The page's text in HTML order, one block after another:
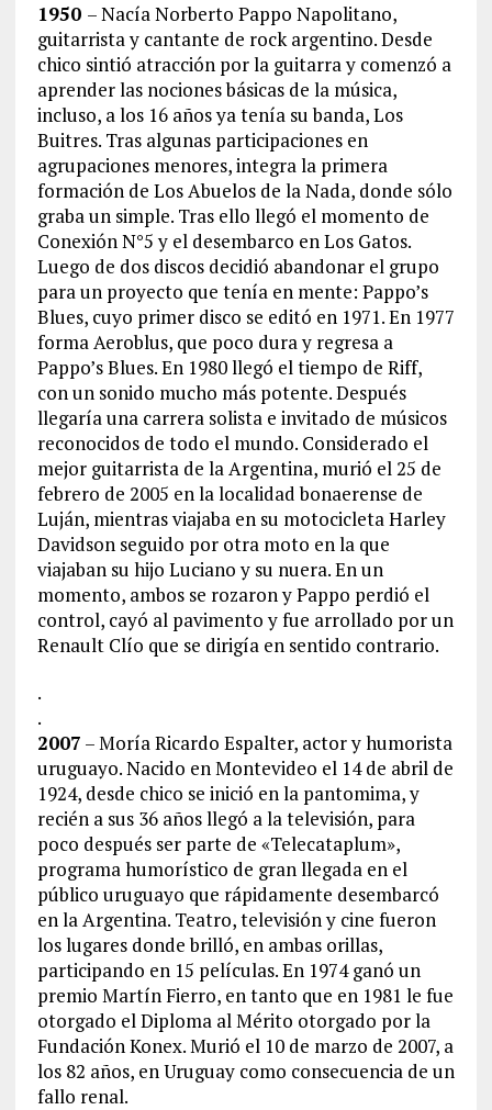
1950 – Nacía Norberto Pappo Napolitano,
guitarrista y cantante de rock argentino. Desde
chico sintió atracción por la guitarra y comenzó a
aprender las nociones básicas de la música,
incluso, a los 16 años ya tenía su banda, Los
Buitres. Tras algunas participaciones en
agrupaciones menores, integra la primera
formación de Los Abuelos de la Nada, donde sólo
graba un simple. Tras ello llegó el momento de
Conexión N°5 y el desembarco en Los Gatos.
Luego de dos discos decidió abandonar el grupo
para un proyecto que tenía en mente: Pappo’s
Blues, cuyo primer disco se editó en 1971. En 1977
forma Aeroblus, que poco dura y regresa a
Pappo’s Blues. En 1980 llegó el tiempo de Riff,
con un sonido mucho más potente. Después
llegaría una carrera solista e invitado de músicos
reconocidos de todo el mundo. Considerado el
mejor guitarrista de la Argentina, murió el 25 de
febrero de 2005 en la localidad bonaerense de
Luján, mientras viajaba en su motocicleta Harley
Davidson seguido por otra moto en la que
viajaban su hijo Luciano y su nuera. En un
momento, ambos se rozaron y Pappo perdió el
control, cayó al pavimento y fue arrollado por un
Renault Clío que se dirigía en sentido contrario.
.
.
2007 – Moría Ricardo Espalter, actor y humorista
uruguayo. Nacido en Montevideo el 14 de abril de
1924, desde chico se inició en la pantomima, y
recién a sus 36 años llegó a la televisión, para
poco después ser parte de «Telecataplum»,
programa humorístico de gran llegada en el
público uruguayo que rápidamente desembarcó
en la Argentina. Teatro, televisión y cine fueron
los lugares donde brilló, en ambas orillas,
participando en 15 películas. En 1974 ganó un
premio Martín Fierro, en tanto que en 1981 le fue
otorgado el Diploma al Mérito otorgado por la
Fundación Konex. Murió el 10 de marzo de 2007, a
los 82 años, en Uruguay como consecuencia de un
fallo renal.